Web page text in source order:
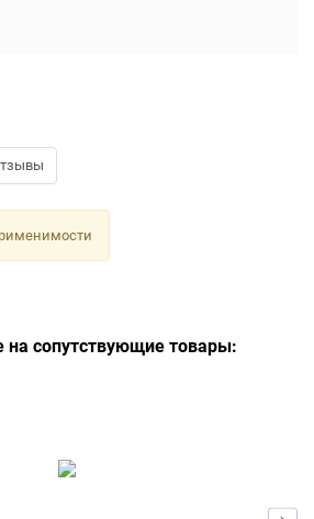
на сопутствующие товары: